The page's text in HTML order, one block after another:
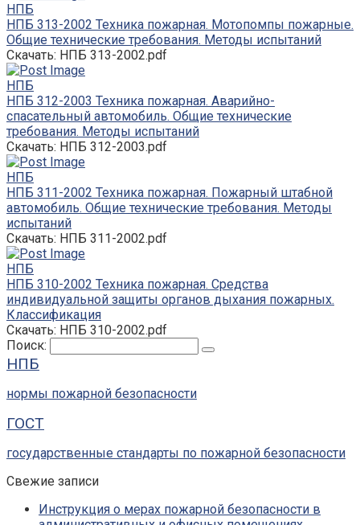
НПБ
НПБ 313-2002 Техника пожарная. Мотопомпы пожарные.
Общие технические требования. Методы испытаний
Скачать: НПБ 313-2002.pdf
НПБ
НПБ 312-2003 Техника пожарная. Аварийно-
спасательный автомобиль. Общие технические
требования. Методы испытаний
Скачать: НПБ 312-2003.pdf
НПБ
НПБ 311-2002 Техника пожарная. Пожарный штабной
автомобиль. Общие технические требования. Методы
испытаний
Скачать: НПБ 311-2002.pdf
НПБ
НПБ 310-2002 Техника пожарная. Средства
индивидуальной защиты органов дыхания пожарных.
Классификация
Скачать: НПБ 310-2002.pdf
Поиск:
НПБ
нормы пожарной безопасности
ГОСТ
государственные стандарты по пожарной безопасности
Свежие записи
Инструкция о мерах пожарной безопасности в